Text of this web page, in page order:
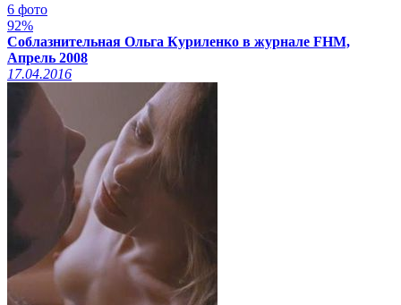
6 фото
92%
Соблазнительная Ольга Куриленко в журнале FHM,
Апрель 2008
17.04.2016